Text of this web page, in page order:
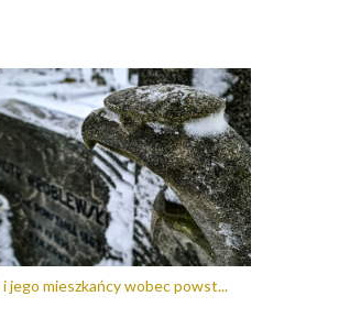
jego mieszkańcy wobec powst...